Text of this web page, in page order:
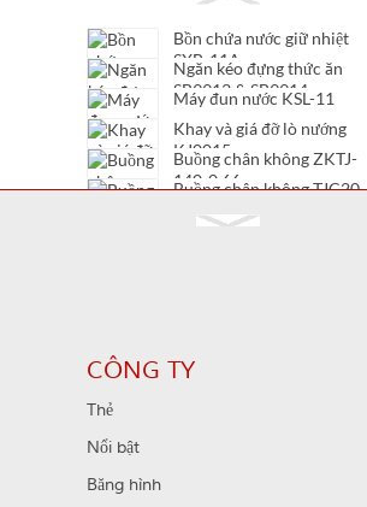
Bồn chứa nước giữ nhiệt
SXB-11A
Ngăn kéo đựng thức ăn
SB9913 & SB9914
Máy đun nước KSL-11
Khay và giá đỡ lò nướng
KJ0015
Buồng chân không ZKTJ-
140-0.66
Buồng chân không TJC20-
Buồng chân không TJC20-
CÔNG TY
Thẻ
Nổi bật
Băng hình